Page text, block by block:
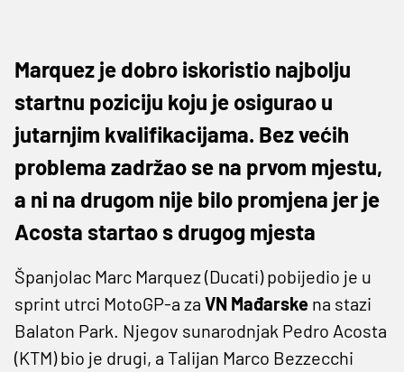
Marquez je dobro iskoristio najbolju
startnu poziciju koju je osigurao u
jutarnjim kvalifikacijama. Bez većih
problema zadržao se na prvom mjestu,
a ni na drugom nije bilo promjena jer je
Acosta startao s drugog mjesta
Španjolac Marc Marquez (Ducati) pobijedio je u
sprint utrci MotoGP-a za VN Mađarske na stazi
Balaton Park. Njegov sunarodnjak Pedro Acosta
(KTM) bio je drugi, a Talijan Marco Bezzecchi